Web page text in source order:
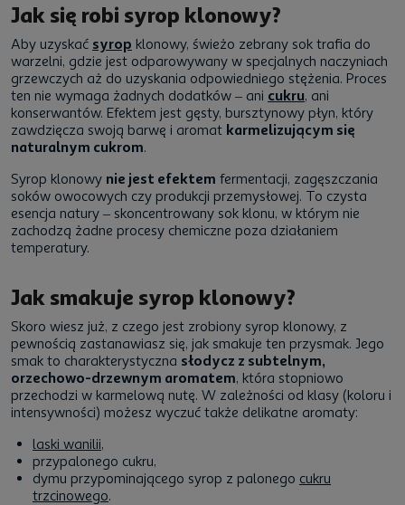
Jak się robi syrop klonowy?
Aby uzyskać syrop klonowy, świeżo zebrany sok trafia do
warzelni, gdzie jest odparowywany w specjalnych naczyniach
grzewczych aż do uzyskania odpowiedniego stężenia. Proces
ten nie wymaga żadnych dodatków – ani cukru, ani
konserwantów. Efektem jest gęsty, bursztynowy płyn, który
zawdzięcza swoją barwę i aromat karmelizującym się
naturalnym cukrom.
Syrop klonowy nie jest efektem fermentacji, zagęszczania
soków owocowych czy produkcji przemysłowej. To czysta
esencja natury – skoncentrowany sok klonu, w którym nie
zachodzą żadne procesy chemiczne poza działaniem
temperatury.
Jak smakuje syrop klonowy?
Skoro wiesz już, z czego jest zrobiony syrop klonowy, z
pewnością zastanawiasz się, jak smakuje ten przysmak. Jego
smak to charakterystyczna słodycz z subtelnym,
orzechowo-drzewnym aromatem, która stopniowo
przechodzi w karmelową nutę. W zależności od klasy (koloru i
intensywności) możesz wyczuć także delikatne aromaty:
laski wanilii,
przypalonego cukru,
dymu przypominającego syrop z palonego cukru
trzcinowego.